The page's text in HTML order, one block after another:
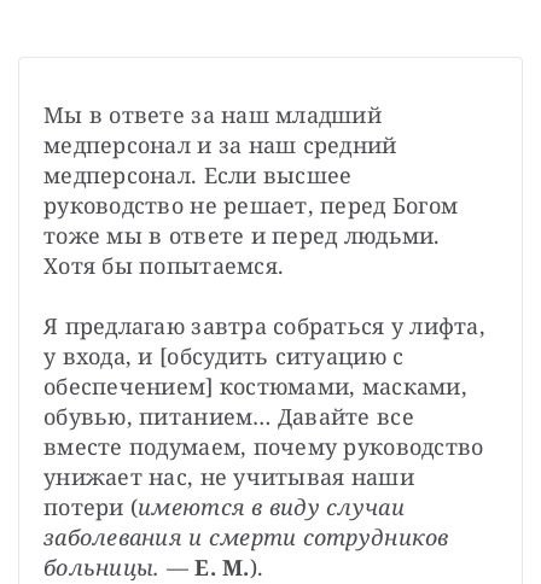
Мы в ответе за наш младший
медперсонал и за наш средний
медперсонал. Если высшее
руководство не решает, перед Богом
тоже мы в ответе и перед людьми.
Хотя бы попытаемся.
Я предлагаю завтра собраться у лифта,
у входа, и [обсудить ситуацию с
обеспечением] костюмами, масками,
обувью, питанием… Давайте все
вместе подумаем, почему руководство
унижает нас, не учитывая наши
потери (имеются в виду случаи
заболевания и смерти сотрудников
больницы. — Е. М.).